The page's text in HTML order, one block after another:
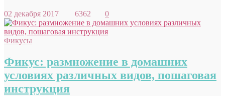
02 декабря 2017 6362 0
Фикусы
Фикус: размножение в домашних
условиях различных видов, пошаговая
инструкция